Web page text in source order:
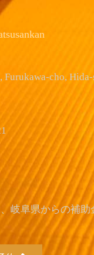
Furukawa-cho,
岐阜県からの補